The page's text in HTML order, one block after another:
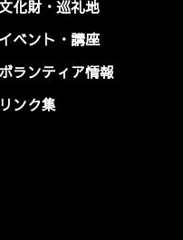
化財・巡礼地
イベント・講座
ボランティア情報
リンク集